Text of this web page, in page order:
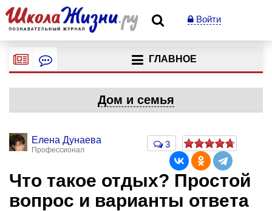
Войти
ГЛАВНОЕ
Дом и семья
Елена Дунаева
Профессионал
3
Что такое отдых? Простой
вопрос и варианты ответа